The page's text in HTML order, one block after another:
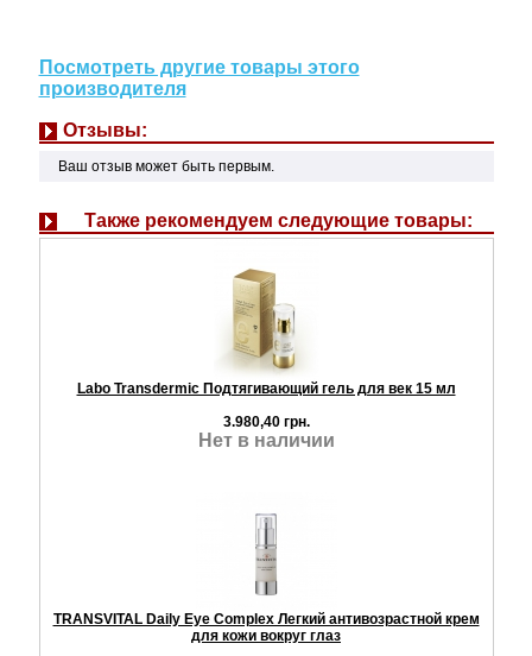
Посмотреть другие товары этого
производителя
Отзывы:
Ваш отзыв может быть первым.
Также рекомендуем следующие товары:
Labo Transdermic Подтягивающий гель для век 15 мл
3.980,40 грн.
Нет в наличии
TRANSVITAL Daily Eye Complex Легкий антивозрастной крем
для кожи вокруг глаз